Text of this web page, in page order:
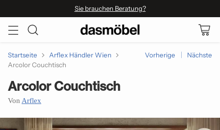
Sie brauchen Beratung?
Startseite
Arflex Händler Wien
Arcolor Couchtisch
Vorherige Nächste
Arcolor Couchtisch
Von Arflex